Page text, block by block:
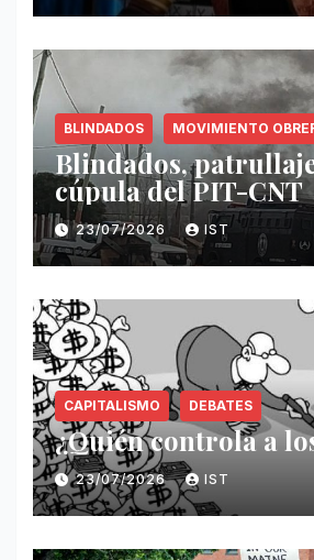
BLINDADOS MOVIMIENTO
Blindados,
cúpula del PIT-CNT
23/07/2026 IST
CAPITALISMO DEBATES
¿Quién controla a
23/07/2026 IST